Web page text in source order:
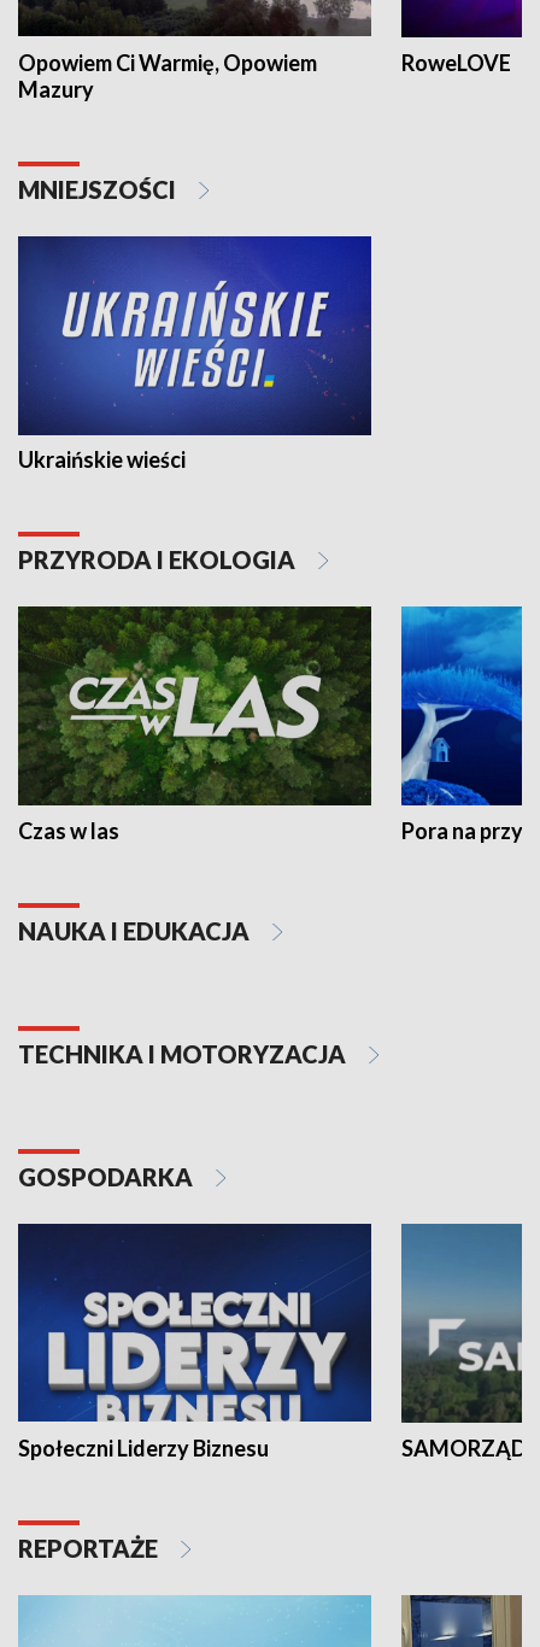
Opowiem Ci Warmię, Opowiem
Mazury
RoweLOVE
MNIEJSZOŚCI
Ukraińskie wieści
PRZYRODA I EKOLOGIA
Czas w las Pora na
NAUKA I EDUKACJA
TECHNIKA I MOTORYZACJA
GOSPODARKA
Społeczni Liderzy Biznesu SAMORZĄD
REPORTAŻE